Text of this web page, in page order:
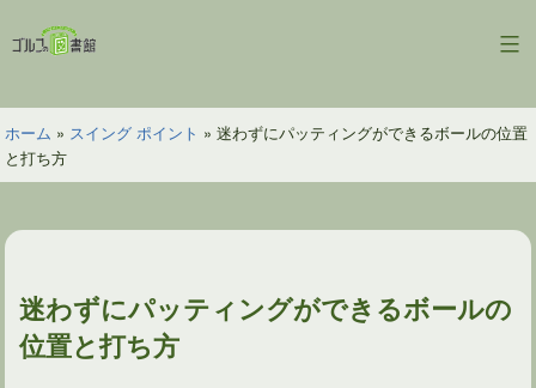
ン
ツ
へ
ス
ッ
ゴ
フ
の
図
ホーム » スイング ポイント » 迷わずにパッティングができるボールの位置
と打ち方
迷わずにパッティングができるボールの
位置と打ち方